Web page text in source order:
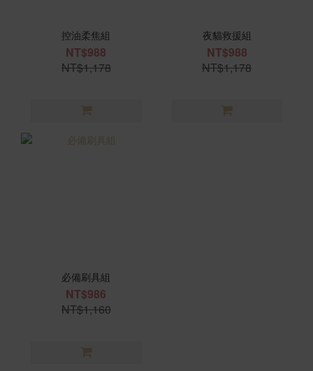
控油柔焦組
NT$988
NT$1,178
夜貓救援組
NT$988
NT$1,178
必備刷具組
NT$986
NT$1,160